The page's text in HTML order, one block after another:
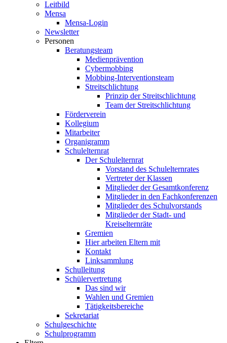
Leitbild
Mensa
Mensa-Login
Newsletter
Personen
Beratungsteam
Medienprävention
Cybermobbing
Mobbing-Interventionsteam
Streitschlichtung
Prinzip der Streitschlichtung
Team der Streitschlichtung
Förderverein
Kollegium
Mitarbeiter
Organigramm
Schulelternrat
Der Schulelternrat
Vorstand des Schulelternrates
Vertreter der Klassen
Mitglieder der Gesamtkonferenz
Mitglieder in den Fachkonferenzen
Mitglieder des Schulvorstands
Mitglieder der Stadt- und
Kreiselternräte
Gremien
Hier arbeiten Eltern mit
Kontakt
Linksammlung
Schulleitung
Schülervertretung
Das sind wir
Wahlen und Gremien
Tätigkeitsbereiche
Sekretariat
Schulgeschichte
Schulprogramm